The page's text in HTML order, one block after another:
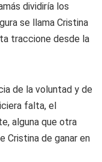
dividiría los
se llama Cristina
traccione desde la
de la voluntad y de
falta, el
alguna que otra
Cristina de ganar en